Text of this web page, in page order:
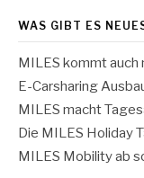
WAS GIBT ES
MILES kommt auch
E-Carsharing
MILES macht
Die MILES Holiday
MILES Mobility ab